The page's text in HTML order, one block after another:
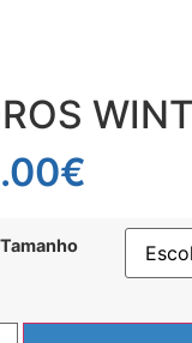
€
Tamanho